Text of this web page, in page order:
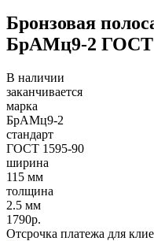
Бронзовая
БрАМц9-2 ГОСТ
В наличии
заканчивается
марка
БрАМц9-2
стандарт
ГОСТ 1595-90
ширина
115 мм
толщина
2.5 мм
1790р.
Отсрочка платежа для